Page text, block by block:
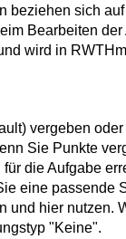
beziehen sich
Bearbeiten
wird in
vergeben
Sie Punkte
die Aufgabe
eine passende
und hier nutzen.
"Keine".